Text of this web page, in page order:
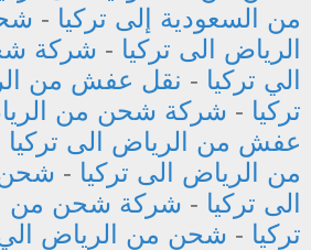
من السعودية إلى تركيا -
الرياض الى تركيا - شركة
الي تركيا - نقل عفش من
تركيا - شركة شحن من
عفش من الرياض الى تركيا
من الرياض الى تركيا - شحن
الى تركيا - شركة شحن من
تركيا - شحن من الرياض الي